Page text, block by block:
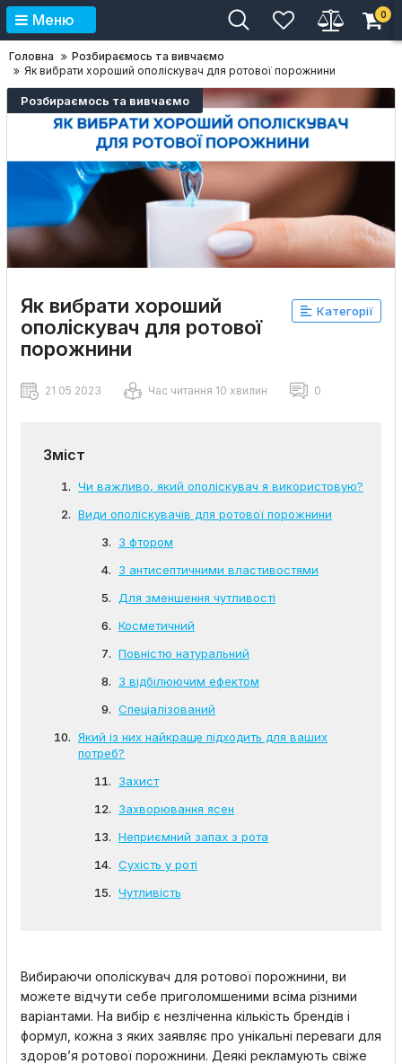
Меню 0
Головна
Розбираємось та вивчаємо
Як вибрати хороший ополіскувач для ротової порожнини
Розбираємось та вивчаємо
Як вибрати хороший
ополіскувач для ротової
порожнини
Категорії
21 05 2023 Час читання 10 хвилин 0
Зміст
Чи важливо, який ополіскувач я використовую?
Види ополіскувачів для ротової порожнини
З фтором
З антисептичними властивостями
Для зменшення чутливості
Косметичний
Повністю натуральний
З відбілюючим ефектом
Спеціалізований
Який із них найкраще підходить для ваших
потреб?
Захист
Захворювання ясен
Неприємний запах з рота
Сухість у роті
Чутливість
Вибираючи ополіскувач для ротової порожнини, ви
можете відчути себе приголомшеними всіма різними
варіантами. На вибір є незліченна кількість брендів і
формул, кожна з яких заявляє про унікальні переваги для
здоров’я ротової порожнини. Деякі рекламують свіже